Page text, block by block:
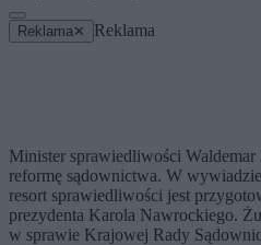
Reklama ✕ Reklama
Minister sprawiedliwości Waldemar
reformę sądownictwa. W
resort sprawiedliwości jest
prezydenta Karola Nawrockiego.
w sprawie Krajowej Rady